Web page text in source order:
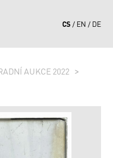
CS EN DE
AUKCE 2022